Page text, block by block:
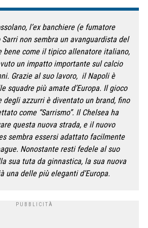
l’ex banchiere (e fumatore
non sembra un avanguardista del
bene come il tipico allenatore italiano,
un impatto importante sul calcio
Grazie al suo lavoro, il Napoli è
squadre più amate d’Europa. Il gioco
degli azzurri è diventato un brand, fino
come “Sarrismo”. Il Chelsea ha
questa nuova strada, e il nuovo
sembra essersi adattato facilmente
Nonostante resti fedele al suo
sua tuta da ginnastica, la sua nuova
una delle più eleganti d’Europa.